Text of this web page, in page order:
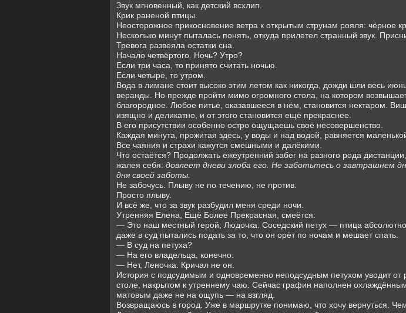
Звук мгновенный, как детский всхлип.
Крик раненой птицы.
Неосторожное прикосновение ветра к открытым струнам рояля: чёрное
Несколько минут пыталась понять, откуда прилетел странный звук.
Тревога развеяла остатки сна.
Начало четвёртого. Ночь? Утро?
Если три часа, то принято считать ночью.
Если четыре, то утром.
Вода в лимане стоит высоко этим летом как никогда, дожди шли весь
веранды. Но прежде пройти мимо огромного стола, на котором
благородное. Любое питьё, оказавшееся в нём, становится нектаром.
изящно и деликатно, и от этого становится ещё прекраснее.
В его присутствии особенно остро ощущаешь своё несовершенство.
Каждая минута, прожитая здесь, у воды и над водой, равняется
Все чаяния и страхи кажутся смешными и далёкими.
Что остаётся? Продолжать ежеутренний забег на разного рода
жалея себя: довлеет дневи злоба его. Не заботьтесь о завтрашнем
дня своей заботы.
Не забочусь. Плыву не по течению, не против.
Просто плыву.
И всё же, что за звук разбудил меня среди ночи.
Утренняя Елена, Ещё Более Прекрасная, смеётся:
— Это наш местный герой, Людочка. Соседский петух — птица
даже в суд пытались подать за то, что он орёт по ночам и мешает спать.
— В суд на петуха?
— На его владельца, конечно.
— Нет, Леночка. Кричал не он.
История с подсудимым и одновременно неподсудным петухом уводит от
столе, накрытом к утреннему чаю. Сейчас графин наполнен
матовым даже не на ощупь — на взгляд.
Возвращаюсь в город. Уже в маршрутке понимаю, что хочу вернуться.